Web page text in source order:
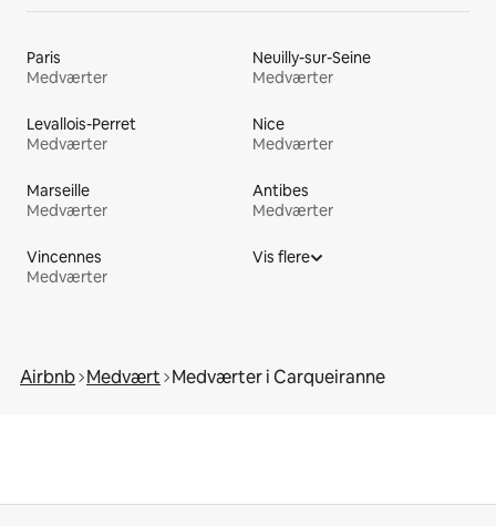
Paris
Medværter
Neuilly-sur-Seine
Medværter
Levallois-Perret
Medværter
Nice
Medværter
Marseille
Medværter
Antibes
Medværter
Vincennes
Medværter
Vis flere
Airbnb Medvært Medværter i Carqueiranne